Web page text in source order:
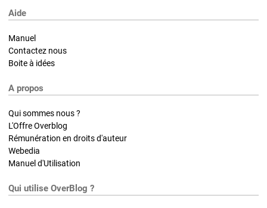
Aide
Manuel
Contactez nous
Boite à idées
A propos
Qui sommes nous ?
L'Offre Overblog
Rémunération en droits d'auteur
Webedia
Manuel d'Utilisation
Qui utilise OverBlog ?